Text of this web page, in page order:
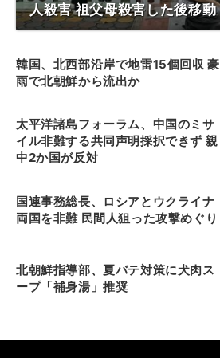
人殺害 祖父母殺害した後移動
韓国、北西部沿岸で地雷15個回収 豪
雨で北朝鮮から流出か
太平洋諸島フォーラム、中国のミサ
イル非難する共同声明採択できず 親
中2か国が反対
国連事務総長、ロシアとウクライナ
両国を非難 民間人狙った攻撃めぐり
北朝鮮指導部、夏バテ対策に犬肉ス
ープ「補身湯」推奨